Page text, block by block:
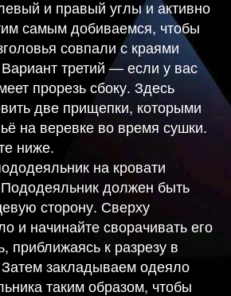
и правый углы и активно
самым добиваемся, чтобы
совпали с краями
третий — если у вас
прорезь сбоку. Здесь
две прищепки, которыми
на веревке во время сушки.
ниже.
на кровати
Пододеяльник должен быть
сторону. Сверху
и начинайте сворачивать его
приближаясь к разрезу в
закладываем одеяло
таким образом, чтобы